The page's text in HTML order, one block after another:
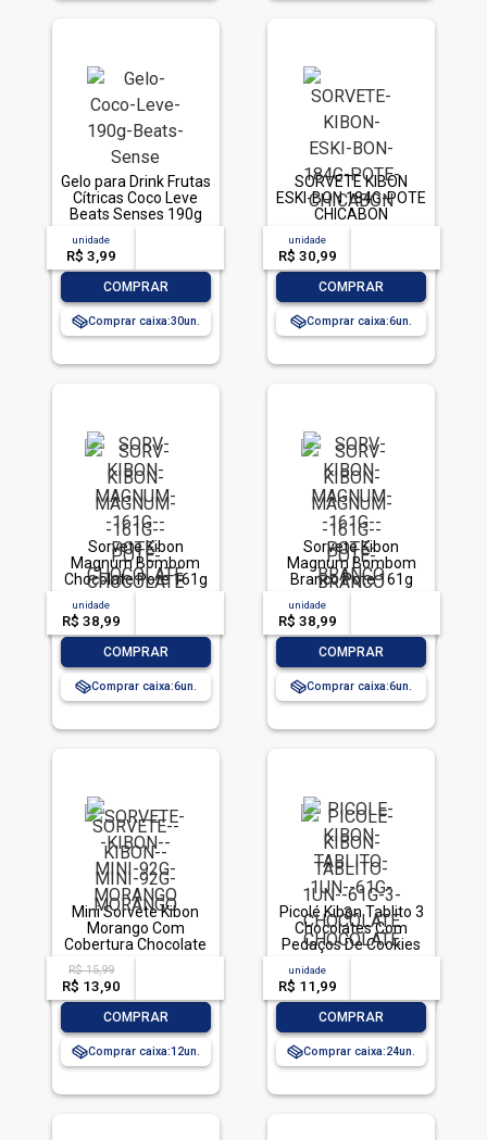
Gelo para Drink Frutas
Cítricas Coco Leve
Beats Senses 190g
unidade
R$ 3,99
COMPRAR
Comprar caixa:30
SORVETE KIBON
ESKI-BON 184G-POTE
CHICABON
unidade
R$ 30,99
COMPRAR
Comprar caixa:6
Sorvete Kibon
Magnum Bombom
Chocolate Pote 161g
unidade
R$ 38,99
COMPRAR
Comprar caixa:6
Sorvete Kibon
Magnum Bombom
Branco Pote 161g
unidade
R$ 38,99
COMPRAR
Comprar caixa:6
Mini Sorvete Kibon
Morango Com
Cobertura Chocolate
92g
R$ 15,99
R$ 13,90
COMPRAR
Comprar caixa:12
Picolé Kibon Tablito 3
Chocolates Com
Pedaços De Cookies
61g
unidade
R$ 11,99
COMPRAR
Comprar caixa:24